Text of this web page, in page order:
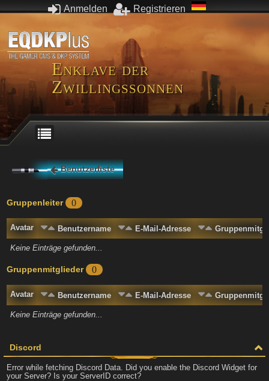
Anmelden Registrieren
Enklave der
Zwillingssonnen
Discord
Error while fetching Discord Data. Did you enable the Discord Widget for
your Server? Is your ServerID correct?
Benutzerliste
Gruppenleiter 0
Avatar Benutzername E-Mail-Adresse
Keine Einträge gefunden...
Gruppenmitglieder 0
Avatar Benutzername E-Mail-Adresse
Keine Einträge gefunden...